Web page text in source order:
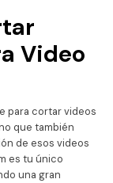
Video
para cortar videos
que también
de esos videos
es tu único
una gran